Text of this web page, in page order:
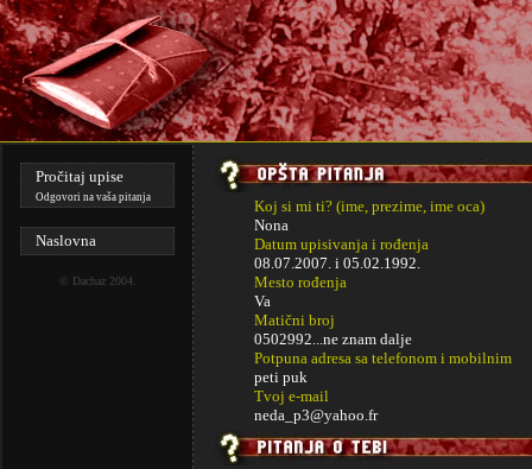
Pročitaj upise
Odgovori na vaša pitanja
Naslovna
© Dachaz2004.
Koj si mi ti? (ime, prezime, ime oca)
Nona
Datum upisivanja i rođenja
08.07.2007. i 05.02.1992.
Mesto rođenja
Va
Matični broj
0502992...ne znam dalje
Potpuna adresa sa telefonom i mobilnim
peti puk
Tvoj e-mail
neda_p3@yahoo.fr